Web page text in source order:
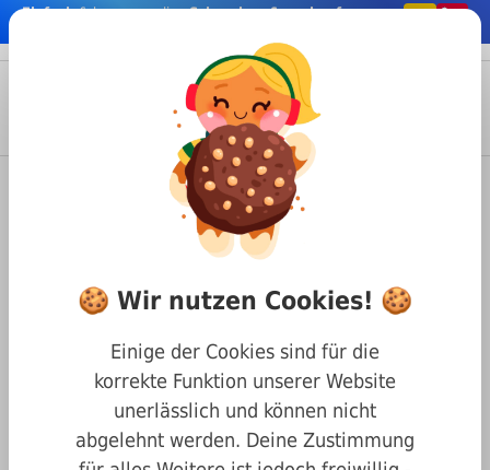
springen
Einfach& bequem onlineSchrauben & co. kaufen
Anmelden
Weicon
Weicon Anti-Seize High-Tech
Montagespray 400 ml.
🍪 Wir nutzen Cookies! 🍪
Einige der Cookies sind für die
korrekte Funktion unserer Website
unerlässlich und können nicht
abgelehnt werden. Deine Zustimmung